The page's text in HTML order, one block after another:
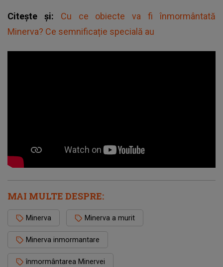
Citește și: Cu ce obiecte va fi înmormântată
Minerva? Ce semnificație specială au
MAI MULTE DESPRE:
Minerva Minerva a murit
Minerva inmormantare
înmormântarea Minervei